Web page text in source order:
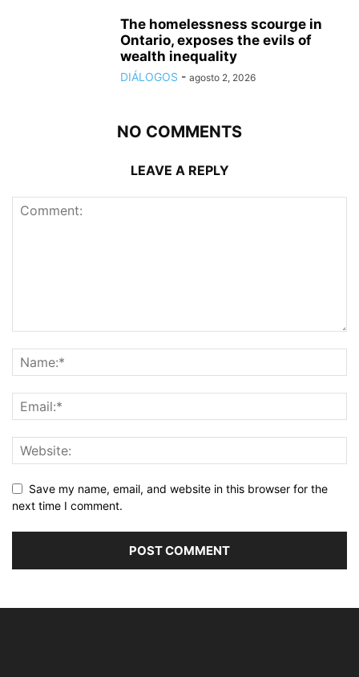
The homelessness scourge in
Ontario, exposes the evils of
wealth inequality
DIÁLOGOS - agosto 2, 2026
NO COMMENTS
LEAVE A REPLY
Save my name, email, and website in this browser for the
next time I comment.